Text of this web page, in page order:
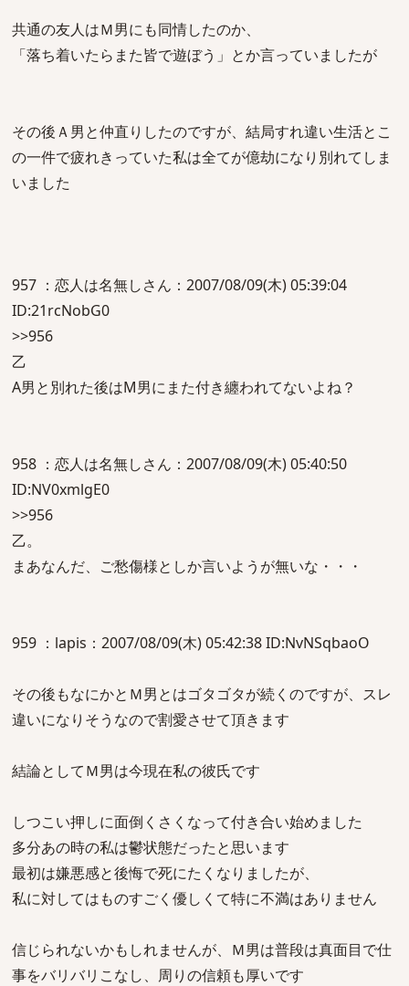
共通の友人はＭ男にも同情したのか、
「落ち着いたらまた皆で遊ぼう」とか言っていましたが
その後Ａ男と仲直りしたのですが、結局すれ違い生活とこ
の一件で疲れきっていた私は全てが億劫になり別れてしま
いました
957 ：恋人は名無しさん：2007/08/09(木) 05:39:04
ID:21rcNobG0
>>956
乙
A男と別れた後はM男にまた付き纏われてないよね？
958 ：恋人は名無しさん：2007/08/09(木) 05:40:50
ID:NV0xmlgE0
>>956
乙。
まあなんだ、ご愁傷様としか言いようが無いな・・・
959 ：lapis：2007/08/09(木) 05:42:38 ID:NvNSqbaoO
その後もなにかとＭ男とはゴタゴタが続くのですが、スレ
違いになりそうなので割愛させて頂きます
結論としてＭ男は今現在私の彼氏です
しつこい押しに面倒くさくなって付き合い始めました
多分あの時の私は鬱状態だったと思います
最初は嫌悪感と後悔で死にたくなりましたが、
私に対してはものすごく優しくて特に不満はありません
信じられないかもしれませんが、Ｍ男は普段は真面目で仕
事をバリバリこなし、周りの信頼も厚いです